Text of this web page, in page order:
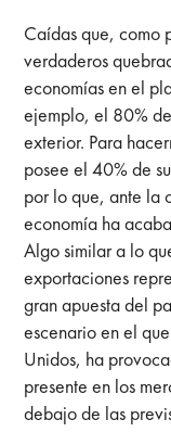
Caídas que, como
verdaderos
economías en el
ejemplo, el 80%
exterior. Para
posee el 40% de
por lo que, ante la
economía ha
Algo similar a lo
exportaciones
gran apuesta del
escenario en el
Unidos, ha
presente en los
debajo de las